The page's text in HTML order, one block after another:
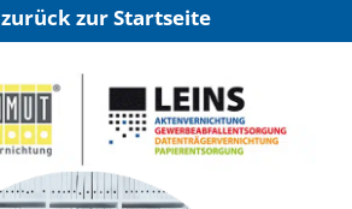
zurück zur Startseite